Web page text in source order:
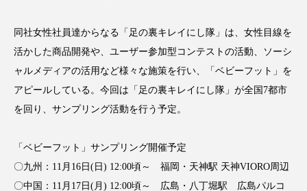
ウェアラブルデバイス
ウェルビーイング エイジングケア
エクソソーム オーガニック オゾン
同社女性社員達からなる「足の裏キレイにし隊」は、女性目線を
活かした商品開発や、ユーザー参加型コンテストの活動、ソーシ
ャルメディアの活用など様々な施策を行い、「ベビーフット」を
アピールしている。今回は「足の裏キレイにし隊」が全国7都市
を回り、サンプリング活動を行う予定。
「ベビーフット」サンプリング開催予定
〇九州：11月16日(日) 12:00頃～ 福岡・天神駅 天神VIORO周辺
〇中国：11月17日(月) 12:00頃～ 広島・八丁堀駅 広島パルコ